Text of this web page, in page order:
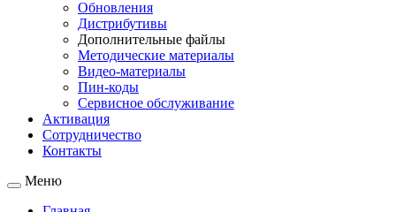
Обновления
Дистрибутивы
Дополнительные файлы
Методические материалы
Видео-материалы
Пин-коды
Сервисное обслуживание
Активация
Сотрудничество
Контакты
Меню